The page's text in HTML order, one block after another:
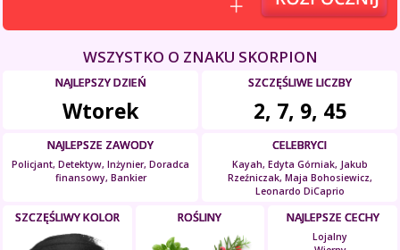
WSZYSTKO O ZNAKU SKORPION
NAJLEPSZY DZIEŃ
Wtorek
SZCZĘŚLIWE LICZBY
2, 7, 9, 45
NAJLEPSZE ZAWODY
Policjant, Detektyw, Inżynier, Doradca
finansowy, Bankier
CELEBRYCI
Kayah, Edyta Górniak, Jakub
Rzeźniczak, Maja Bohosiewicz,
Leonardo DiCaprio
NAJLEPSZE CECHY
Lojalny
SZCZĘŚLIWY KOLOR ROŚLINY